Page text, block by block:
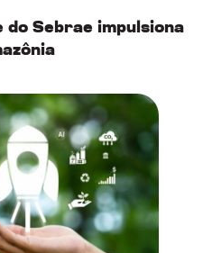
do Sebrae impulsiona